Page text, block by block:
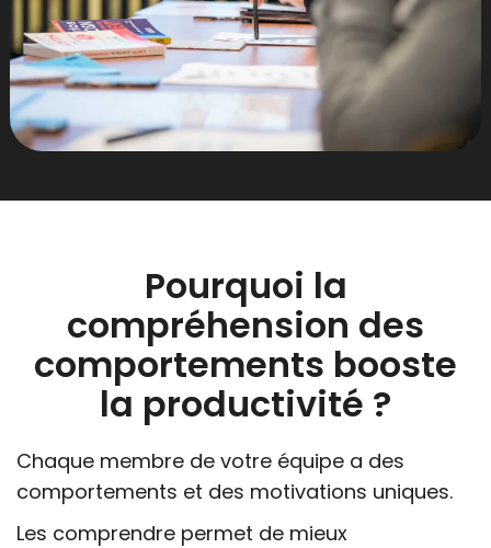
Pourquoi la
compréhension des
comportements booste
la productivité ?
Chaque membre de votre équipe a des
comportements et des motivations uniques.
Les comprendre permet de mieux